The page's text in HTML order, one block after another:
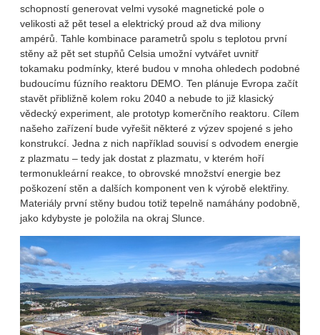
schopností generovat velmi vysoké magnetické pole o
velikosti až pět tesel a elektrický proud až dva miliony
ampérů. Tahle kombinace parametrů spolu s teplotou první
stěny až pět set stupňů Celsia umožní vytvářet uvnitř
tokamaku podmínky, které budou v mnoha ohledech podobné
budoucímu fúzního reaktoru DEMO. Ten plánuje Evropa začít
stavět přibližně kolem roku 2040 a nebude to již klasický
vědecký experiment, ale prototyp komerčního reaktoru. Cílem
našeho zařízení bude vyřešit některé z výzev spojené s jeho
konstrukcí. Jedna z nich například souvisí s odvodem energie
z plazmatu – tedy jak dostat z plazmatu, v kterém hoří
termonukleární reakce, to obrovské množství energie bez
poškození stěn a dalších komponent ven k výrobě elektřiny.
Materiály první stěny budou totiž tepelně namáhány podobně,
jako kdybyste je položila na okraj Slunce.